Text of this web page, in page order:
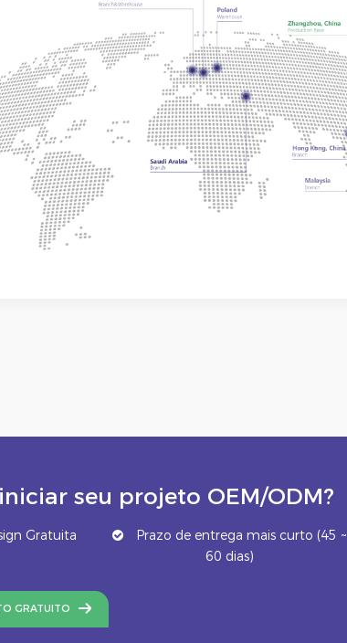
seu projeto OEM/ODM?
Gratuita
Prazo de entrega mais curto (45 ~
60 dias)
GRATUITO